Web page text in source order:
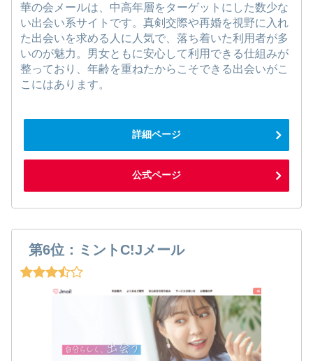
華の会メールは、中高年層をターゲットにした数少な
い出会い系サイトです。真剣交際や再婚を視野に入れ
た出会いを求める人に人気で、落ち着いた利用者が多
いのが魅力。男女ともに安心して利用できる仕組みが
整っており、年齢を重ねたからこそできる出会いがこ
こにはあります。
詳細ページ
公式ページ
第6位：ミントC!Jメール